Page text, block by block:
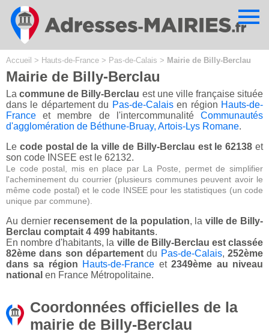
Accueil > Hauts-de-France > Pas-de-Calais > Mairie de Billy-Berclau
Mairie de Billy-Berclau
Lacommune de Billy-Berclau est une ville française située
dans le département du Pas-de-Calaisen région Hauts-de-
France et membre de l'intercommunalité Communautés
d'agglomération de Béthune-Bruay, Artois-Lys Romane.
Le code postal de la ville de Billy-Berclau est le 62138 et
son code INSEE est le 62132.
Le code postal, mis en place par La Poste, permet de simplifier
l'acheminement du courrier (plusieurs communes peuvent avoir le
même code postal) et le code INSEE pour les statistiques (un code
unique par commune).
Au dernier recensement de la population, la ville de Billy-
Berclau comptait 4 499 habitants.
En nombre d'habitants, la ville de Billy-Berclau est classée
82ème dans son département du Pas-de-Calais,252ème
dans sa région Hauts-de-France et2349ème au niveau
national en France Métropolitaine.
Coordonnées officielles de la
mairie de Billy-Berclau
Cookies management panel